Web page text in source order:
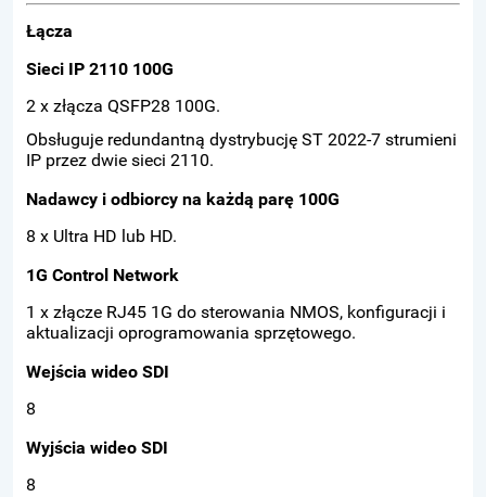
Łącza
Sieci IP 2110 100G
2 x złącza QSFP28 100G.
Obsługuje redundantną dystrybucję ST 2022-7 strumieni
IP przez dwie sieci 2110.
Nadawcy i odbiorcy na każdą parę 100G
8 x Ultra HD lub HD.
1G Control Network
1 x złącze RJ45 1G do sterowania NMOS, konfiguracji i
aktualizacji oprogramowania sprzętowego.
Wejścia wideo SDI
8
Wyjścia wideo SDI
8